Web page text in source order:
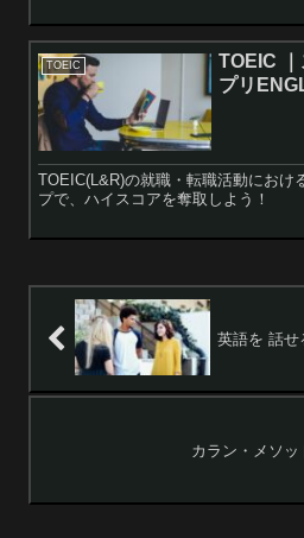
TOEIC
TOEIC
プリ
TOEIC(L&R)の就職・転職活動におけ
プで、ハイスコアを奪取しよう！
英語を 話せ
カラン・メソッ